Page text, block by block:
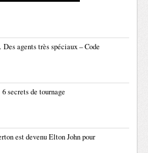
agents très spéciaux – Code
secrets de tournage
est devenu Elton John pour